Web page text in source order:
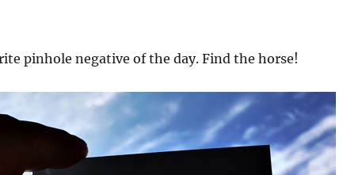
pinhole negative of the day. Find the horse!